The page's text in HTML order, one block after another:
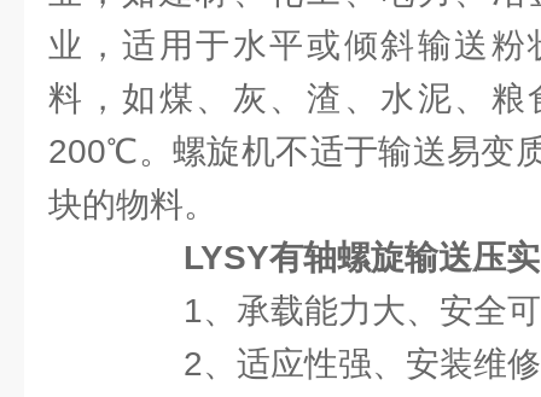
业，适用于水平或倾斜输送
料，如煤、灰、渣、水泥、粮
200℃。螺旋机不适于输送易变
块的物料。
LYSY有轴螺旋输送压
1、承载能力大、安全
2、适应性强、安装维修